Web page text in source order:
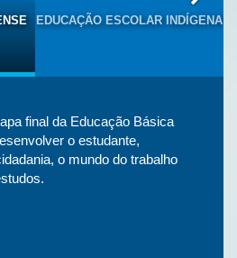
EDUCAÇÃO ESCOLAR INDÍGENA
final da Educação Básica
o estudante,
o mundo do trabalho